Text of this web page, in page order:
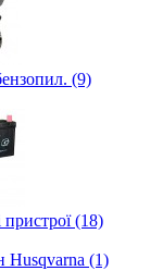
(9)
(18)
Husqvarna (1)